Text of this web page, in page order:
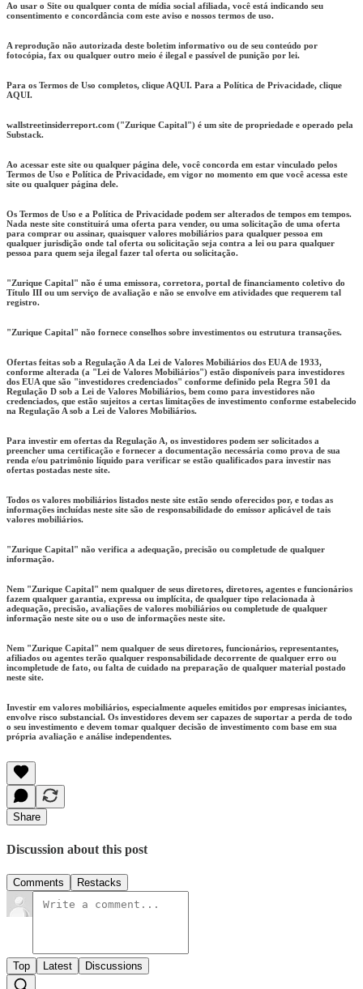
Ao usar o Site ou qualquer conta de mídia social afiliada, você está indicando seu
consentimento e concordância com este aviso e nossos termos de uso.
A reprodução não autorizada deste boletim informativo ou de seu conteúdo por
fotocópia, fax ou qualquer outro meio é ilegal e passível de punição por lei.
Para os Termos de Uso completos, clique AQUI. Para a Política de Privacidade, clique
AQUI.
wallstreetinsiderreport.com ("Zurique Capital") é um site de propriedade e operado pela
Substack.
Ao acessar este site ou qualquer página dele, você concorda em estar vinculado pelos
Termos de Uso e Política de Privacidade, em vigor no momento em que você acessa este
site ou qualquer página dele.
Os Termos de Uso e a Política de Privacidade podem ser alterados de tempos em tempos.
Nada neste site constituirá uma oferta para vender, ou uma solicitação de uma oferta
para comprar ou assinar, quaisquer valores mobiliários para qualquer pessoa em
qualquer jurisdição onde tal oferta ou solicitação seja contra a lei ou para qualquer
pessoa para quem seja ilegal fazer tal oferta ou solicitação.
"Zurique Capital" não é uma emissora, corretora, portal de financiamento coletivo do
Título III ou um serviço de avaliação e não se envolve em atividades que requerem tal
registro.
"Zurique Capital" não fornece conselhos sobre investimentos ou estrutura transações.
Ofertas feitas sob a Regulação A da Lei de Valores Mobiliários dos EUA de 1933,
conforme alterada (a "Lei de Valores Mobiliários") estão disponíveis para investidores
dos EUA que são "investidores credenciados" conforme definido pela Regra 501 da
Regulação D sob a Lei de Valores Mobiliários, bem como para investidores não
credenciados, que estão sujeitos a certas limitações de investimento conforme estabelecido
na Regulação A sob a Lei de Valores Mobiliários.
Para investir em ofertas da Regulação A, os investidores podem ser solicitados a
preencher uma certificação e fornecer a documentação necessária como prova de sua
renda e/ou patrimônio líquido para verificar se estão qualificados para investir nas
ofertas postadas neste site.
Todos os valores mobiliários listados neste site estão sendo oferecidos por, e todas as
informações incluídas neste site são de responsabilidade do emissor aplicável de tais
valores mobiliários.
"Zurique Capital" não verifica a adequação, precisão ou completude de qualquer
informação.
Nem "Zurique Capital" nem qualquer de seus diretores, diretores, agentes e funcionários
fazem qualquer garantia, expressa ou implícita, de qualquer tipo relacionada à
adequação, precisão, avaliações de valores mobiliários ou completude de qualquer
informação neste site ou o uso de informações neste site.
Nem "Zurique Capital" nem qualquer de seus diretores, funcionários, representantes,
afiliados ou agentes terão qualquer responsabilidade decorrente de qualquer erro ou
incompletude de fato, ou falta de cuidado na preparação de qualquer material postado
neste site.
Investir em valores mobiliários, especialmente aqueles emitidos por empresas iniciantes,
envolve risco substancial. Os investidores devem ser capazes de suportar a perda de todo
o seu investimento e devem tomar qualquer decisão de investimento com base em sua
própria avaliação e análise independentes.
Share
Discussion about this post
Comments Restacks
Top Latest Discussions